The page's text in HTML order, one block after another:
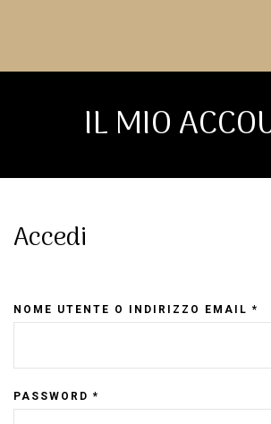
IL MIO
Accedi
NOME UTENTE O INDIRIZZO EMAIL *
PASSWORD *